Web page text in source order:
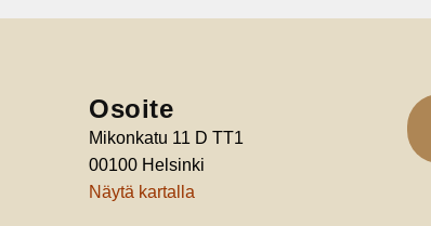
Osoite
Mikonkatu 11 D TT1
00100 Helsinki
Näytä kartalla